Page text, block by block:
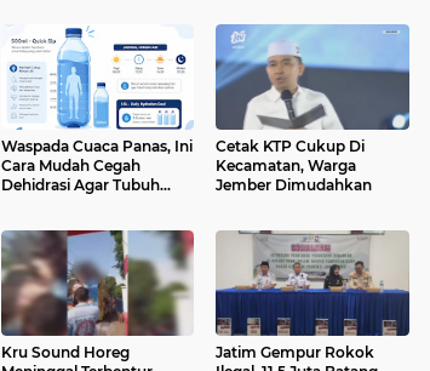
Waspada Cuaca Panas, Ini
Cara Mudah Cegah
Dehidrasi Agar Tubuh
Cetak KTP Cukup Di
Kecamatan, Warga
Jember Dimudahkan
Kru Sound Horeg
Jatim Gempur Rokok